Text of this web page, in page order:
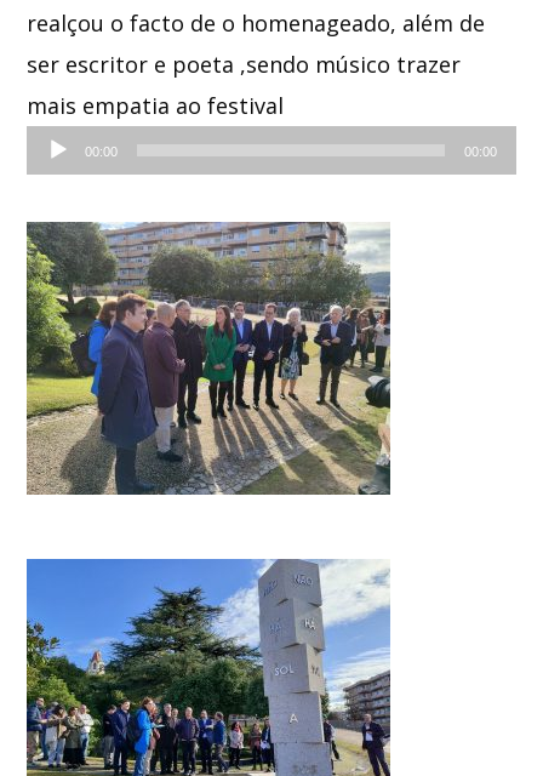
realçou o facto de o homenageado, além de
ser escritor e poeta ,sendo músico trazer
mais empatia ao festival
Reprodutor
áudio
00:00 00:00